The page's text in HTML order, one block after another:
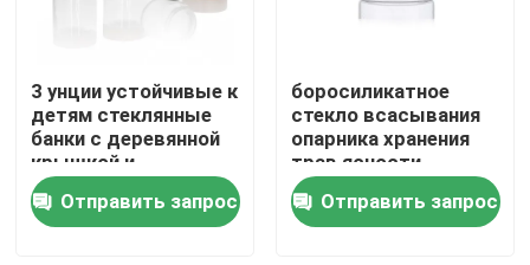
Дом
Продукты
3 унции устойчивые к
детям стеклянные
банки с деревянной
крышкой и
бамбуковой
крышкой
Отправить запрос
боросиликатное
стекло всасывания
опарника хранения
трав ясности
опарника стеклянной
крышки 16оз
высокое
Отправить запрос